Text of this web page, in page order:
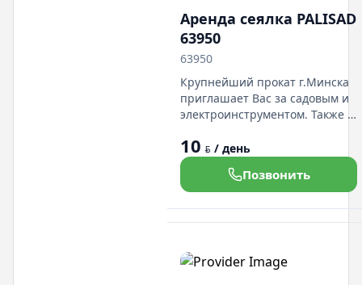
Аренда сеялка PALISAD
63950
63950
Крупнейший прокат г.Минска
приглашает Вас за садовым и
электроинструментом. Также у
авто различных марок и
классов, грузовые
микроавтобусы всех размеров.
Демократичные цены.Гибкая
система скидок. Есть доста а.
Мы находимся в Дражне по
10 BYN / день
Позвонить